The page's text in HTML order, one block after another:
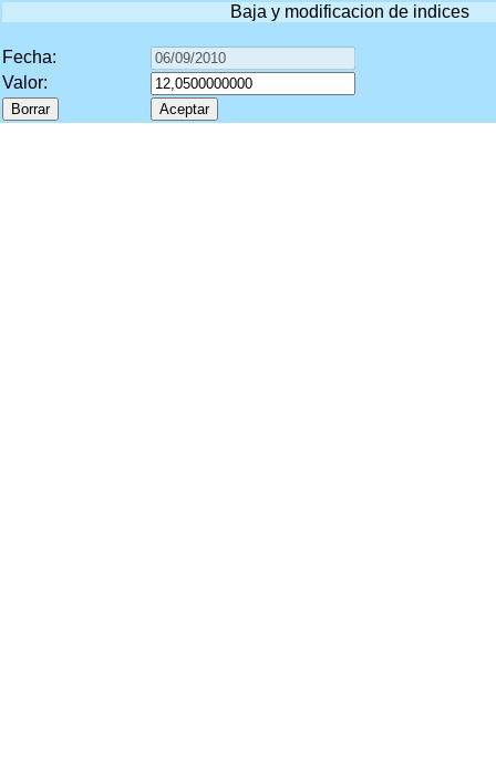
Baja y modificacion de indices
Fecha:
Valor: